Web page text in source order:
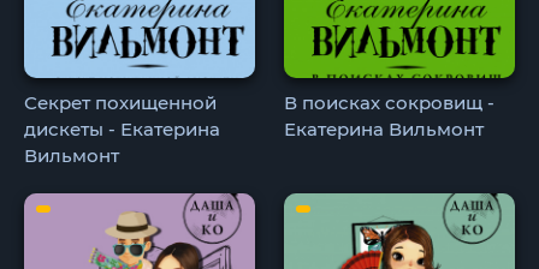
Секрет похищенной
дискеты - Екатерина
Вильмонт
В поисках сокровищ -
Екатерина Вильмонт